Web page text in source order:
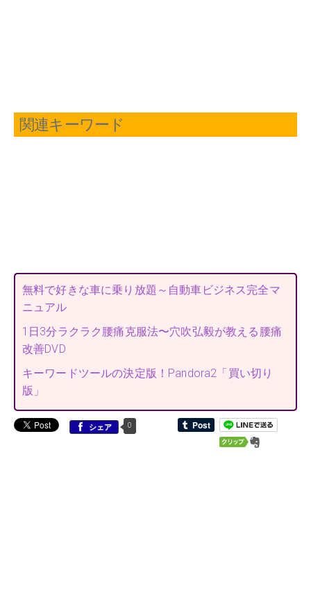
関連キーワード
無料で好きな車に乗り放題～自動車ビジネス完全マ
ニュアル
1日3分ラクラク腰痛克服法〜穴吹弘毅が教える腰痛
改善DVD
キーワードツールの決定版！Pandora2「買い切り
版」
シェア 0